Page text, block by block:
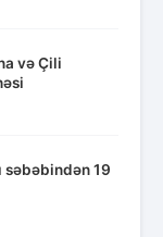
və Çili
səbəbindən 19